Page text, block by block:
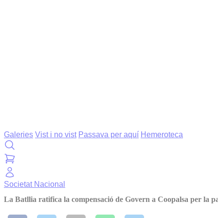
Galeries Vist i no vist Passava per aquí Hemeroteca
Societat Nacional
La Batllia ratifica la compensació de Govern a Coopalsa per la